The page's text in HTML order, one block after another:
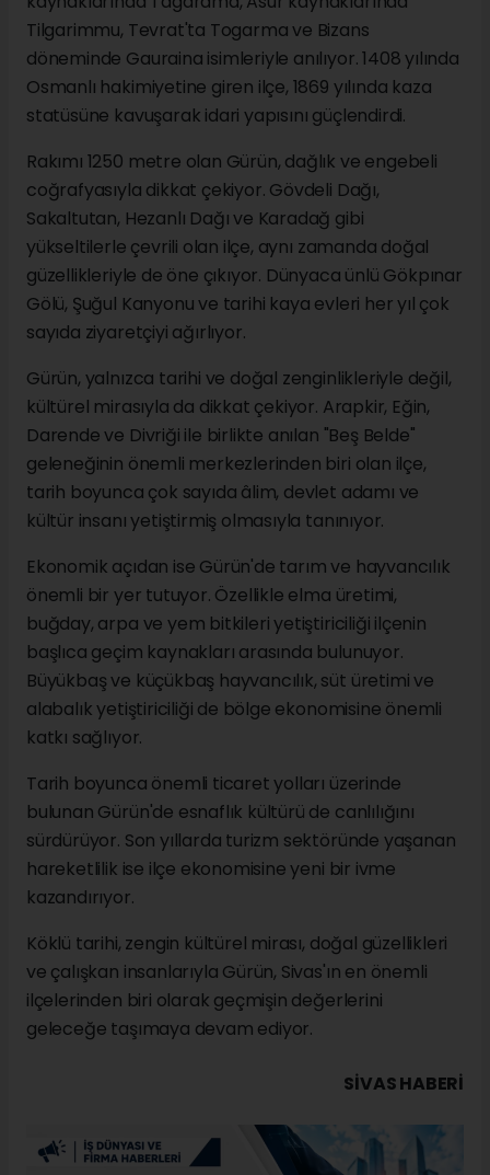
Tilgarimmu, Tevrat'ta Togarma ve Bizans
döneminde Gauraina isimleriyle anılıyor. 1408 yılında
Osmanlı hakimiyetine giren ilçe, 1869 yılında kaza
statüsüne kavuşarak idari yapısını güçlendirdi.
Rakımı 1250 metre olan Gürün, dağlık ve engebeli
coğrafyasıyla dikkat çekiyor. Gövdeli Dağı,
Sakaltutan, Hezanlı Dağı ve Karadağ gibi
yükseltilerle çevrili olan ilçe, aynı zamanda doğal
güzellikleriyle de öne çıkıyor. Dünyaca ünlü Gökpınar
Gölü, Şuğul Kanyonu ve tarihi kaya evleri her yıl çok
sayıda ziyaretçiyi ağırlıyor.
Gürün, yalnızca tarihi ve doğal zenginlikleriyle değil,
kültürel mirasıyla da dikkat çekiyor. Arapkir, Eğin,
Darende ve Divriği ile birlikte anılan "Beş Belde"
geleneğinin önemli merkezlerinden biri olan ilçe,
tarih boyunca çok sayıda âlim, devlet adamı ve
kültür insanı yetiştirmiş olmasıyla tanınıyor.
Ekonomik açıdan ise Gürün'de tarım ve hayvancılık
önemli bir yer tutuyor. Özellikle elma üretimi,
buğday, arpa ve yem bitkileri yetiştiriciliği ilçenin
başlıca geçim kaynakları arasında bulunuyor.
Büyükbaş ve küçükbaş hayvancılık, süt üretimi ve
alabalık yetiştiriciliği de bölge ekonomisine önemli
katkı sağlıyor.
Tarih boyunca önemli ticaret yolları üzerinde
bulunan Gürün'de esnaflık kültürü de canlılığını
sürdürüyor. Son yıllarda turizm sektöründe yaşanan
hareketlilik ise ilçe ekonomisine yeni bir ivme
kazandırıyor.
Köklü tarihi, zengin kültürel mirası, doğal güzellikleri
ve çalışkan insanlarıyla Gürün, Sivas'ın en önemli
ilçelerinden biri olarak geçmişin değerlerini
geleceğe taşımaya devam ediyor.
SIVAS HABERİ